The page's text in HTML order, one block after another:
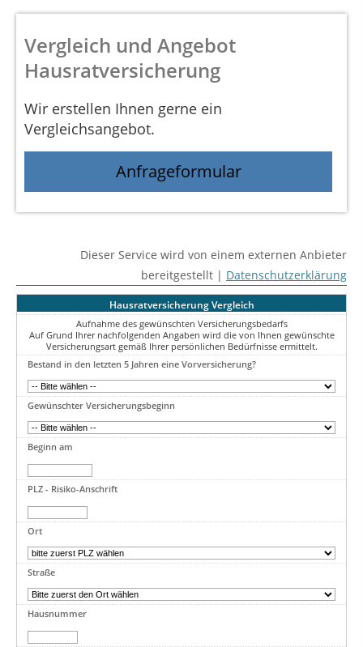
Vergleich und Angebot
Hausratversicherung
Wir erstellen Ihnen gerne ein
Vergleichsangebot.
Anfrageformular
Dieser Service wird von einem externen Anbieter
bereitgestellt | Datenschutzerklärung
Hausratversicherung Vergleich
Aufnahme des gewünschten Versicherungsbedarfs
Auf Grund Ihrer nachfolgenden Angaben wird die von Ihnen gewünschte
Versicherungsart gemäß Ihrer persönlichen Bedürfnisse ermittelt.
Bestand in den letzten 5 Jahren eine Vorversicherung?
Gewünschter Versicherungsbeginn
Beginn am
PLZ - Risiko-Anschrift
Ort
Straße
Hausnummer